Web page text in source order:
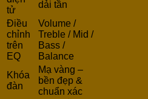
tử
dải tần
Điều
chỉnh
trên
EQ
Volume /
Treble / Mid /
Bass /
Balance
Khóa
đàn
Mạ vàng –
bền đẹp &
chuẩn xác